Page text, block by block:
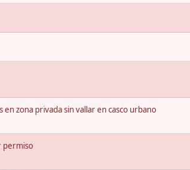
zona privada sin vallar en casco urbano
permiso